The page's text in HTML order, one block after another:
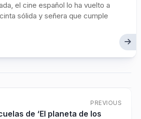
el cine español lo ha vuelto a
sólida y señera que cumple
PREVIOUS
de ‘El planeta de los